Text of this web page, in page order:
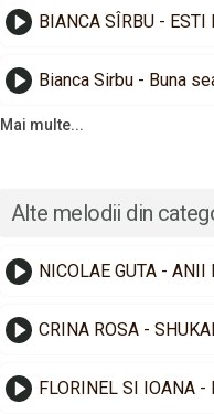
BIANCA SÎRBU - ESTI
Bianca Sirbu - Buna
Mai multe...
Alte melodii din
NICOLAE GUTA - ANII
CRINA ROSA -